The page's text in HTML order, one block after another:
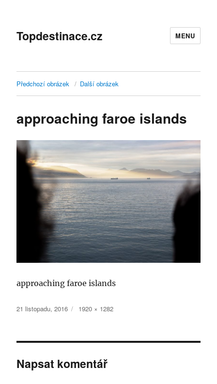
Topdestinace.cz MENU
Předchozí obrázek Další obrázek
approaching faroe islands
approaching faroe islands
Publikováno:
21 listopadu, 2016
Původní
1920 × 1282
Napsat komentář